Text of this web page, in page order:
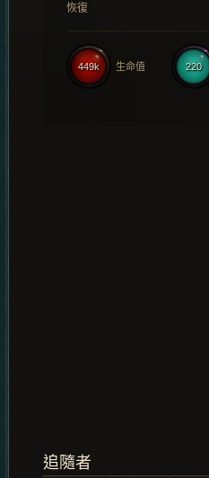
恢復
220
449k 生命值
追隨者